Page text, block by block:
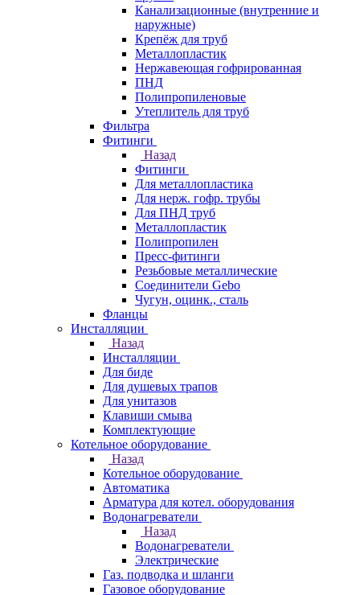
Канализационные (внутренние и
наружные)
Крепёж для труб
Металлопластик
Нержавеющая гофрированная
ПНД
Полипропиленовые
Утеплитель для труб
Фильтра
Фитинги
Назад
Фитинги
Для металлопластика
Для нерж. гофр. трубы
Для ПНД труб
Металлопластик
Полипропилен
Пресс-фитинги
Резьбовые металлические
Соединители Gebo
Чугун, оцинк., сталь
Фланцы
Инсталляции
Назад
Инсталляции
Для биде
Для душевых трапов
Для унитазов
Клавиши смыва
Комплектующие
Котельное оборудование
Назад
Котельное оборудование
Автоматика
Арматура для котел. оборудования
Водонагреватели
Назад
Водонагреватели
Электрические
Газ. подводка и шланги
Газовое оборудование